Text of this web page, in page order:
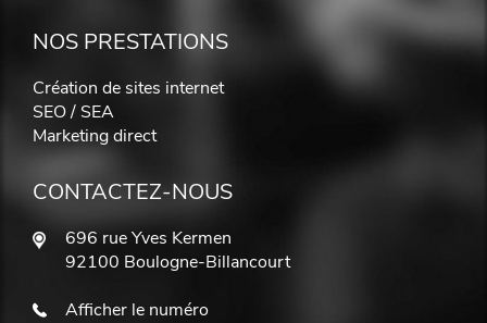
NOS PRESTATIONS
Création de sites internet
SEO / SEA
Marketing direct
CONTACTEZ-NOUS
696 rue Yves Kermen
92100 Boulogne-Billancourt
Afficher le numéro